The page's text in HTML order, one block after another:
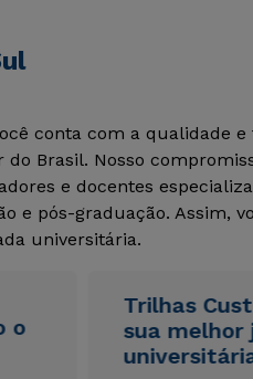
conta com a qualidade
Brasil. Nosso
e docentes
e pós-graduação. Assim,
universitária.
o
Trilhas
sua melhor